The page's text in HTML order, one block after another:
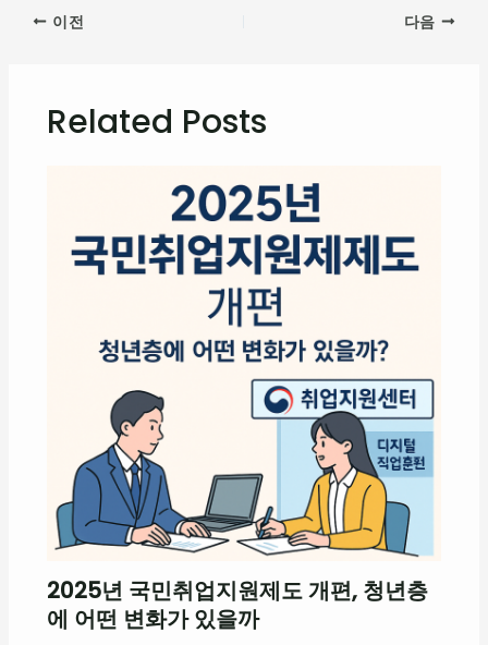
이전 다음
Related Posts
2025년 국민취업지원제도 개편, 청년층
에 어떤 변화가 있을까